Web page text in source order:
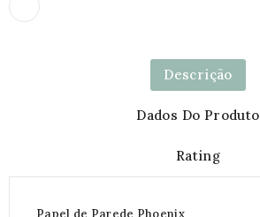
Descrição
Dados Do Produto
Rating
Papel de Parede Phoenix